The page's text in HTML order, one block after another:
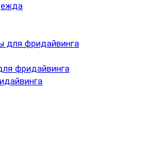
для фридайвинга
фридайвинга